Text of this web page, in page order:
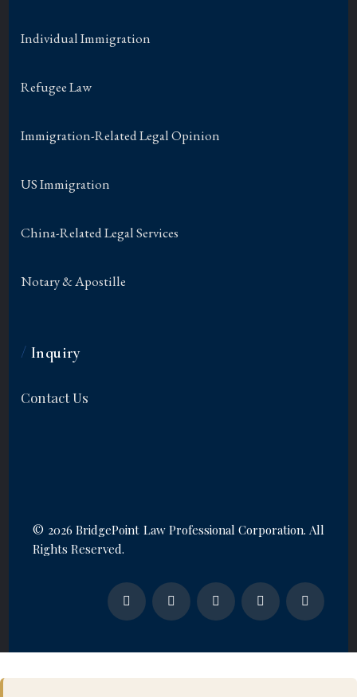
Individual Immigration
Refugee Law
Immigration-Related Legal Opinion
US Immigration
China-Related Legal Services
Notary & Apostille
/ Inquiry
Contact Us
© 2026 BridgePoint Law Professional Corporation. All
Rights Reserved.